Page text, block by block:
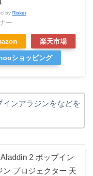
by Rinker
ー
楽天市場
ショッピング
ンアラジンをなどを
2 ポップイン
ン プロジェクター 天